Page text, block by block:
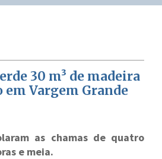
30 m³ de madeira
em Vargem Grande
as chamas de quatro
e meia.